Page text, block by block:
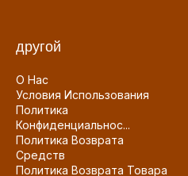
другой
О Нас
Условия Использования
Политика
Конфиденциальнос...
Политика Возврата
Средств
Политика Возврата Товара